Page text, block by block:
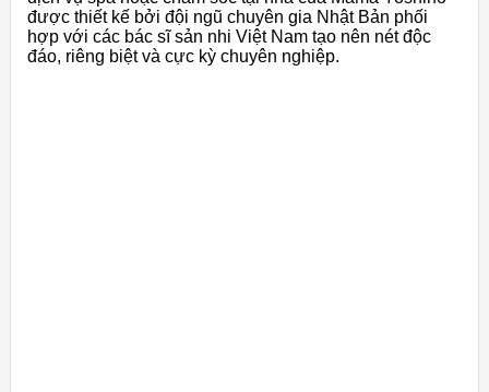
được thiết kế bởi đội ngũ chuyên gia Nhật Bản phối
hợp với các bác sĩ sản nhi Việt Nam tạo nên nét độc
đáo, riêng biệt và cực kỳ chuyên nghiệp.